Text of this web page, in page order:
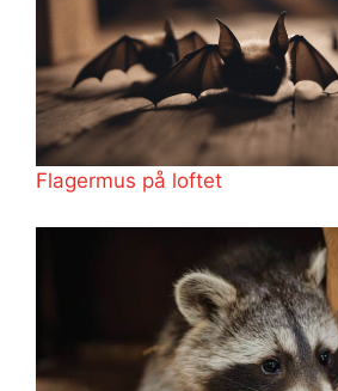
Flagermus på loftet